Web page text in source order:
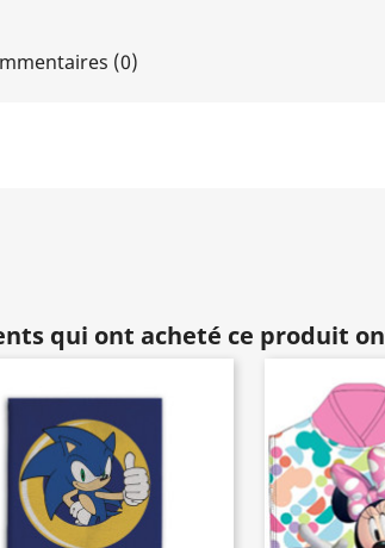
(0)
qui ont acheté ce produit